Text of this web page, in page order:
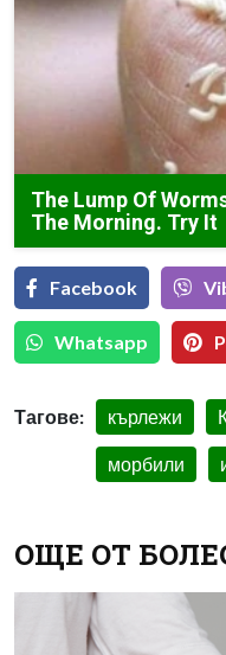
The Lump Of
The Morning. Try It
Facebook
Whatsapp
Тагове: кърлежи
морбили
ОЩЕ ОТ